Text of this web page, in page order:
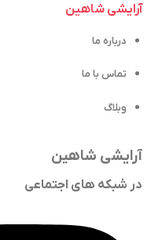
آرایشی شاهین
درباره ما
تماس با ما
وبلاگ
آرایشی شاهین
در شبکه های اجتماعی